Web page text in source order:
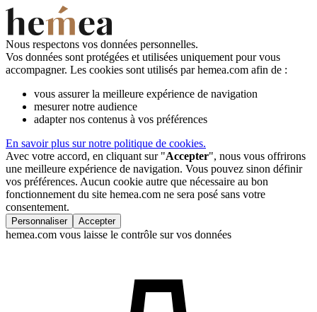
Nous respectons vos données personnelles.
Vos données sont protégées et utilisées uniquement pour vous
accompagner. Les cookies sont utilisés par hemea.com afin de :
vous assurer la meilleure expérience de navigation
mesurer notre audience
adapter nos contenus à vos préférences
En savoir plus sur notre politique de cookies.
Avec votre accord, en cliquant sur "Accepter", nous vous offrirons
une meilleure expérience de navigation. Vous pouvez sinon définir
vos préférences. Aucun cookie autre que nécessaire au bon
fonctionnement du site hemea.com ne sera posé sans votre
consentement.
Personnaliser Accepter
hemea.com vous laisse le contrôle sur vos données